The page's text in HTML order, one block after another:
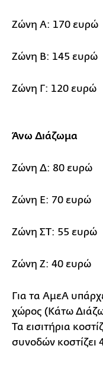
Ζώνη A: 170 ευρώ
Ζώνη B: 145 ευρώ
Ζώνη Γ: 120 ευρώ
Άνω Διάζωμα
Ζώνη Δ: 80 ευρώ
Ζώνη E: 70 ευρώ
Ζώνη ΣΤ: 55 ευρώ
Ζώνη Z: 40 ευρώ
Για τα ΑμεΑ
χώρος (Κάτω
Τα εισιτήρια
συνοδών κοστίζει